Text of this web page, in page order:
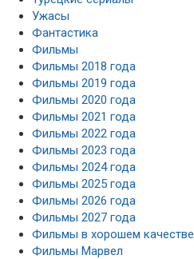
Ужасы
Фантастика
Фильмы
Фильмы 2018 года
Фильмы 2019 года
Фильмы 2020 года
Фильмы 2021 года
Фильмы 2022 года
Фильмы 2023 года
Фильмы 2024 года
Фильмы 2025 года
Фильмы 2026 года
Фильмы 2027 года
Фильмы в хорошем качестве
Фильмы Марвел